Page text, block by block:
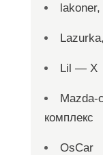
Lil — X
Mazda-
комплекс
OsCar